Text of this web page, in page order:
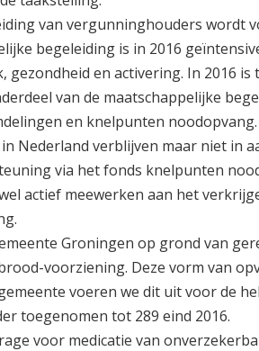
van vergunninghouders wordt
begeleiding is in 2016
gezondheid en activering. In 2016
van de maatschappelijke
en knelpunten noodopvang.
Nederland verblijven maar niet in
via het fonds knelpunten
actief meewerken aan het
Groningen op grond van
voorziening. Deze vorm van
voeren we dit uit voor de
toegenomen tot 289 eind 2016.
voor medicatie van